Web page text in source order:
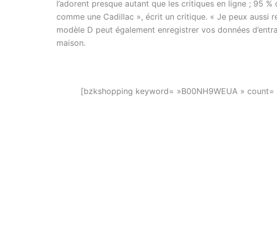
l’adorent presque autant que les critiques en ligne ; 95
comme une Cadillac », écrit un critique. « Je peux
modèle D peut également enregistrer vos données
maison.
[bzkshopping keyword= »B00NH9WEUA » count=